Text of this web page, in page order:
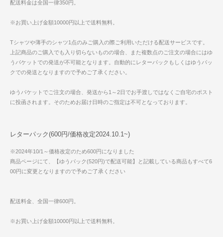
配送料金は全国一律350円。
※お買い上げ金額10000円以上で送料無料。
Tシャツや薄手のシャツ1点のみご購入の際ご利用いただける配送サービスです。
上記商品のご購入でも入り切らないものの場合、また複数点のご注文の場合にはゆ
うパケットでの発送が不可能となります。自動的にレターパックもしくはゆうパッ
クでの発送となりますので予めご了承ください。
ゆうパケットでご注文の場合、発送から1～2日でお手渡しではなくご自宅のポスト
に投函されます。そのためお届け日時のご指定は不可となっております。
レターパック(600円/価格改定2024.10.1~)
※2024年10/1～価格改定のため600円になりました
商品ページにて、【ゆうパック(520円)で配送可能】と記載している商品もすべて6
00円に変更となりますので予めご了承ください
配送料金、全国一律600円。
※お買い上げ金額10000円以上で送料無料。